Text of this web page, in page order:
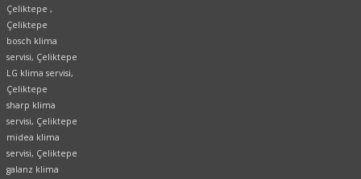
Çeliktepe ,
Çeliktepe
bosch klima
servisi, Çeliktepe
LG klima servisi,
Çeliktepe
sharp klima
servisi, Çeliktepe
midea klima
servisi, Çeliktepe
galanz klima